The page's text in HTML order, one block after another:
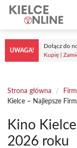
Przejdź
treści
UWAGA!
Dołącz do
Kupię |
Strona główna /
Kielce – Najlepsze
Kino
2026 roku